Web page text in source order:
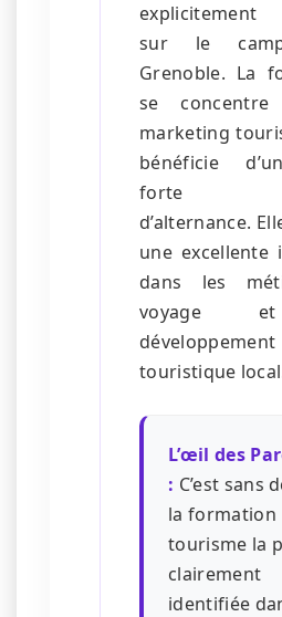
explicitement
sur le
Grenoble. La
se
marketing
bénéficie
forte
d’alternance.
une excellente
dans les
voyage
développement
touristique
L’œil des
: C’est sans
la formation
tourisme la
clairement
identifiée